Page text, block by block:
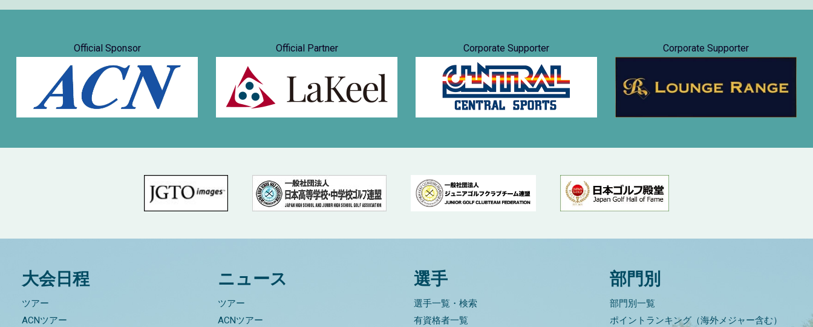
Official Sponsor Official Partner Corporate Supporter Corporate Supporter
大会日程
ツアー
ACNツアー
ニュース
ツアー
ACNツアー
選手
選手一覧・検索
有資格者一覧
部門別
部門別一覧
ポイントランキング（海外メジャー含む）